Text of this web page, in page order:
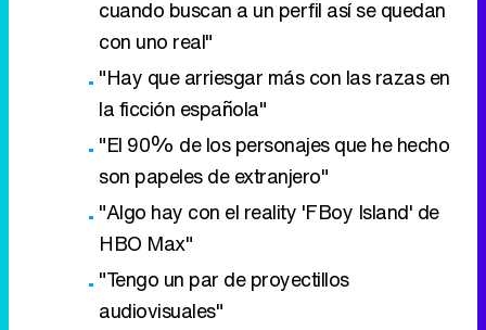
cuando buscan a un perfil así se quedan
con uno real"
"Hay que arriesgar más con las razas en
la ficción española"
"El 90% de los personajes que he hecho
son papeles de extranjero"
"Algo hay con el reality 'FBoy Island' de
HBO Max"
"Tengo un par de proyectillos
audiovisuales"